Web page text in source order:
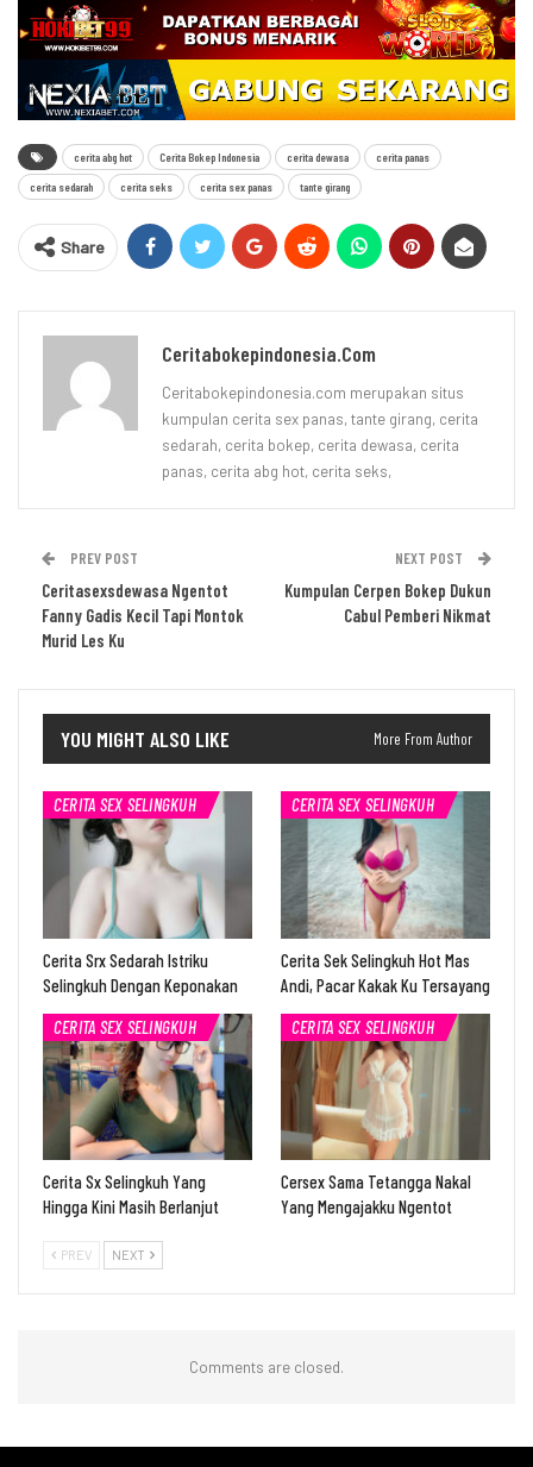
cerita abg hot Cerita Bokep Indonesia cerita dewasa cerita panas
cerita sedarah cerita seks cerita sex panas tante girang
Share
Ceritabokepindonesia.com
Ceritabokepindonesia.com merupakan situs
kumpulan cerita sex panas, tante girang, cerita
sedarah, cerita bokep, cerita dewasa, cerita
panas, cerita abg hot, cerita seks,
PREV POST
Ceritasexsdewasa Ngentot
Fanny Gadis Kecil Tapi Montok
Murid Les Ku
NEXT POST
Kumpulan Cerpen Bokep Dukun
Cabul Pemberi Nikmat
YOU MIGHT ALSO LIKE More From Author
CERITA SEX SELINGKUH
Cerita Srx Sedarah Istriku
Selingkuh Dengan Keponakan
CERITA SEX SELINGKUH
Cerita Sek Selingkuh Hot Mas
Andi, Pacar Kakak Ku Tersayang
CERITA SEX SELINGKUH
Cerita Sx Selingkuh Yang
Hingga Kini Masih Berlanjut
CERITA SEX SELINGKUH
Cersex Sama Tetangga Nakal
Yang Mengajakku Ngentot
PREV NEXT
Comments are closed.